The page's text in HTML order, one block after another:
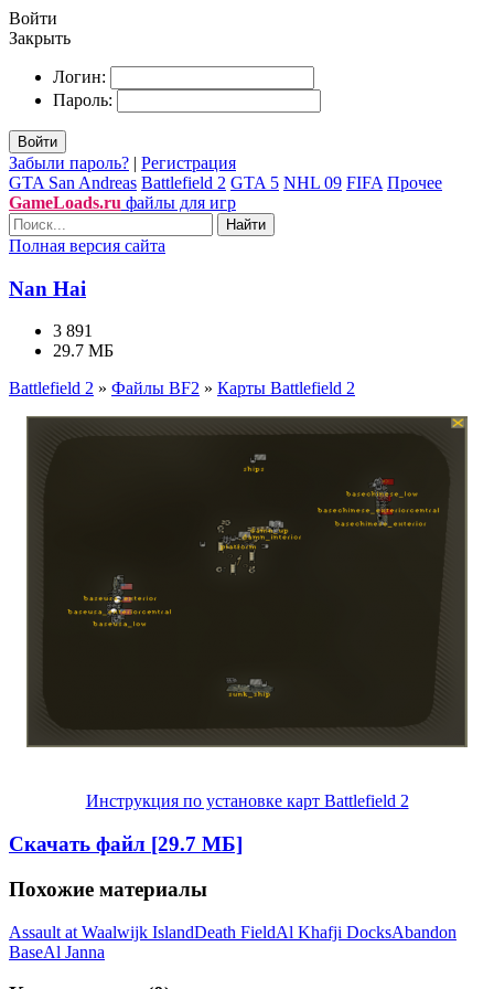
Войти
Закрыть
Логин:
Пароль:
Войти
Забыли пароль? | Регистрация
GTA San Andreas Battlefield 2 GTA 5 NHL 09 FIFA Прочее
GameLoads.ru файлы для игр
Найти
Полная версия сайта
Nan Hai
3 891
29.7 МБ
Battlefield 2 » Файлы BF2 » Карты Battlefield 2
Инструкция по установке карт Battlefield 2
Скачать файл [29.7 МБ]
Похожие материалы
Assault at Waalwijk IslandDeath FieldAl Khafji DocksAbandon
BaseAl Janna